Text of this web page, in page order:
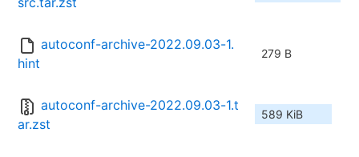
autoconf-archive-2022.09.03-1.
hint
279 B
autoconf-archive-2022.09.03-1.t
ar.zst
589 KiB